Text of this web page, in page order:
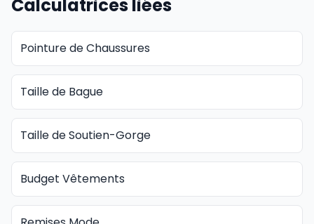
Calculatrices liées
Pointure de Chaussures
Taille de Bague
Taille de Soutien-Gorge
Budget Vêtements